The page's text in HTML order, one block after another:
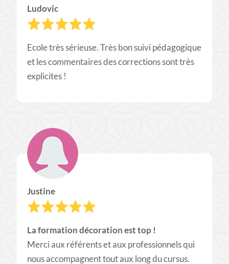
Ludovic
Ecole très sérieuse. Très bon suivi pédagogique
et les commentaires des corrections sont très
explicites !
Justine
La formation décoration est top !
Merci aux référents et aux professionnels qui
nous accompagnent tout aux long du cursus.